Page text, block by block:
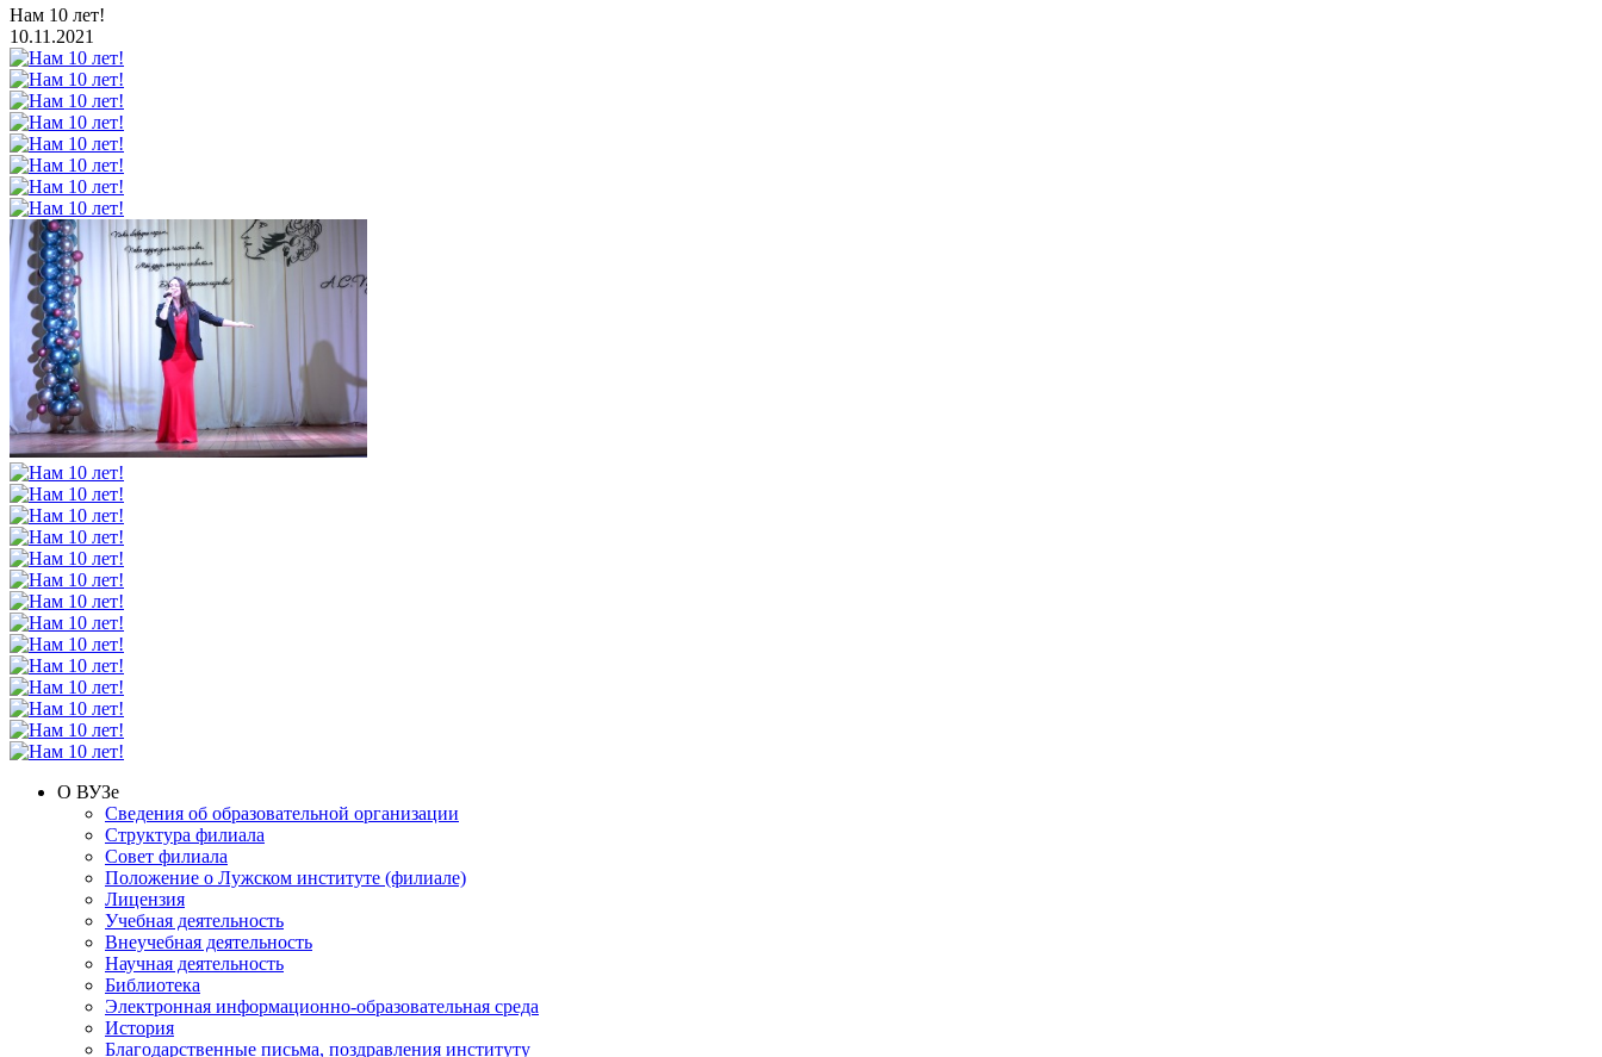
Нам 10 лет!
10.11.2021
О ВУЗе
Сведения об образовательной организации
Структура филиала
Совет филиала
Положение о Лужском институте (филиале)
Лицензия
Учебная деятельность
Внеучебная деятельность
Научная деятельность
Библиотека
Электронная информационно-образовательная среда
История
Благодарственные письма, поздравления институту